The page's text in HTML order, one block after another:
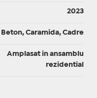
2023
Beton, Caramida, Cadre
Amplasat in ansamblu
rezidential